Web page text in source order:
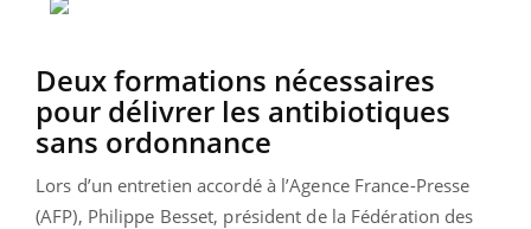
Deux formations nécessaires
pour délivrer les antibiotiques
sans ordonnance
Lors d’un entretien accordé à l’Agence France-Presse
(AFP), Philippe Besset, président de la Fédération des